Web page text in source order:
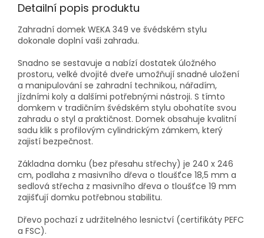
Detailní popis produktu
Zahradní domek WEKA 349 ve švédském stylu
dokonale doplní vaši zahradu.
Snadno se sestavuje a nabízí dostatek úložného
prostoru, velké dvojité dveře umožňují snadné uložení
a manipulování se zahradní technikou, nářadím,
jízdními koly a dalšími potřebnými nástroji. S tímto
domkem v tradičním švédském stylu obohatíte svou
zahradu o styl a praktičnost. Domek obsahuje kvalitní
sadu klik s profilovým cylindrickým zámkem, který
zajistí bezpečnost.
Základna domku (bez přesahu střechy) je 240 x 246
cm, podlaha z masivního dřeva o tloušťce 18,5 mm a
sedlová střecha z masivního dřeva o tloušťce 19 mm
zajišťují domku potřebnou stabilitu.
Dřevo pochazí z udržitelného lesnictví (certifikáty PEFC
a FSC).